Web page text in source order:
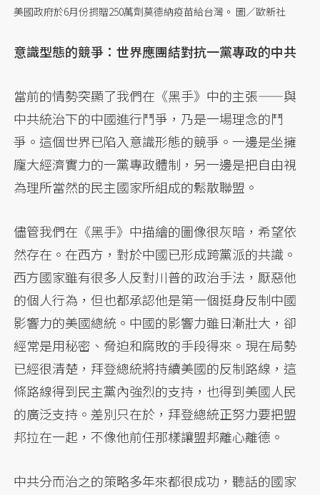
美國政府於6月份捐贈250萬劑莫德納疫苗給台灣。 圖／歐新社
意識型態的競爭：世界應團結對抗一黨專政的中共
當前的情勢突顯了我們在《黑手》中的主張——與
中共統治下的中國進行鬥爭，乃是一場理念的鬥
爭。這個世界已陷入意識形態的競爭。一邊是坐擁
龐大經濟實力的一黨專政體制，另一邊是把自由視
為理所當然的民主國家所組成的鬆散聯盟。
儘管我們在《黑手》中描繪的圖像很灰暗，希望依
然存在。在西方，對於中國已形成跨黨派的共識。
西方國家雖有很多人反對川普的政治手法，厭惡他
的個人行為，但也都承認他是第一個挺身反制中國
影響力的美國總統。中國的影響力雖日漸壯大，卻
經常是用秘密、脅迫和腐敗的手段得來。現在局勢
已經很清楚，拜登總統將持續美國的反制路線，這
條路線得到民主黨內強烈的支持，也得到美國人民
的廣泛支持。差別只在於，拜登總統正努力要把盟
邦拉在一起，不像他前任那樣讓盟邦離心離德。
中共分而治之的策略多年來都很成功，聽話的國家